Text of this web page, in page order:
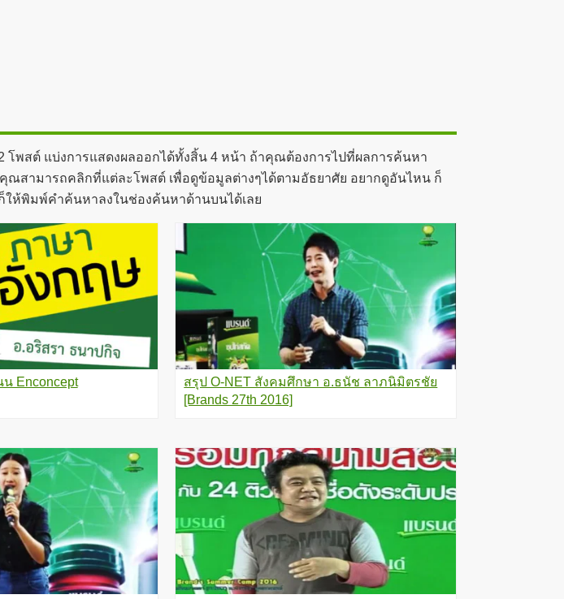
โพสต์ แบ่งการแสดงผลออกได้ทั้งสิ้น 4 หน้า ถ้าคุณต้องการไปที่ผลการค้นหา
สามารถคลิกที่แต่ละโพสต์ เพื่อดูข้อมูลต่างๆได้ตามอัธยาศัย อยากดูอันไหน ก็
ห้พิมพ์คำค้นหาลงในช่องค้นหาด้านบนได้เลย
Enconcept
สรุป O-NET สังคมศึกษา อ.ธนัช ลาภนิมิตรชัย
[Brands 27th 2016]